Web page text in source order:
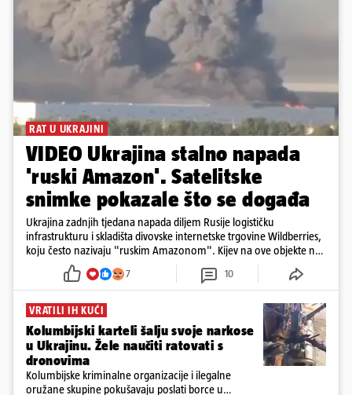
RAT U UKRAJINI
VIDEO Ukrajina stalno napada
'ruski Amazon'. Satelitske
snimke pokazale što se događa
Ukrajina zadnjih tjedana napada diljem Rusije logističku
infrastrukturu i skladišta divovske internetske trgovine Wildberries,
koju često nazivaju "ruskim Amazonom". Kijev na ove objekte ne
gleda samo kao na obična trgovačka skladišta, već tvrdi da ih ruske
snage koriste i za vojne potrebe, odnosno za skladištenje i
distribuciju dijelova za dronove i druge opreme koja se koristi u
ratu. S druge strane, napadi služe i kao izravan odgovor na ruska
bombardiranja ukrajinske poštanske i logističke infrastrukture te
kao način da se ekonomske posljedice rata prenesu dublje na ruski
teritorij i približe običnim građanima.
7 10
VRATILI IH KUĆI
Kolumbijski karteli šalju svoje narkose
u Ukrajinu. Žele naučiti ratovati s
dronovima
Kolumbijske kriminalne organizacije i ilegalne
oružane skupine pokušavaju poslati borce u